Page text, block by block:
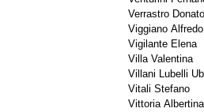
Verrastro Donato
Viggiano Alfredo
Vigilante Elena
Villa Valentina
Villani Lubelli
Vitali Stefano
Vittoria Albertina